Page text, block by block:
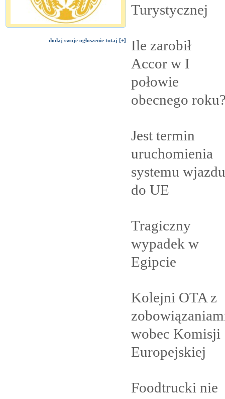
dodaj swoje ogłoszenie tutaj [+]
Turystycznej
Ile zarobił
Accor w I
połowie
obecnego
Jest termin
uruchomienia
systemu wjazdu
do UE
Tragiczny
wypadek w
Egipcie
Kolejni OTA z
wobec Komisji
Europejskiej
Foodtrucki nie